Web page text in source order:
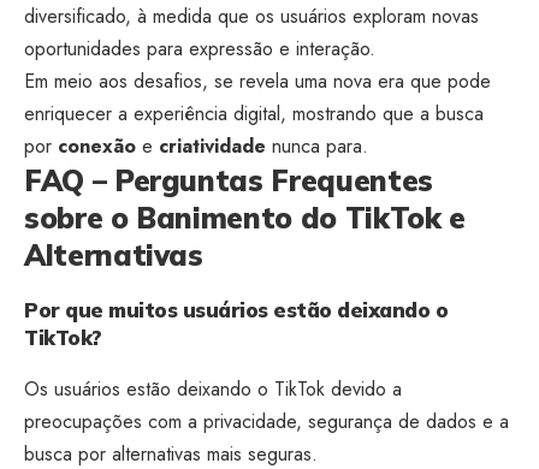
diversificado, à medida que os usuários exploram novas
oportunidades para expressão e interação.
Em meio aos desafios, se revela uma nova era que pode
enriquecer a experiência digital, mostrando que a busca
por conexão e criatividade nunca para.
FAQ – Perguntas Frequentes
sobre o Banimento do TikTok e
Alternativas
Por que muitos usuários estão deixando o
TikTok?
Os usuários estão deixando o TikTok devido a
preocupações com a privacidade, segurança de dados e a
busca por alternativas mais seguras.